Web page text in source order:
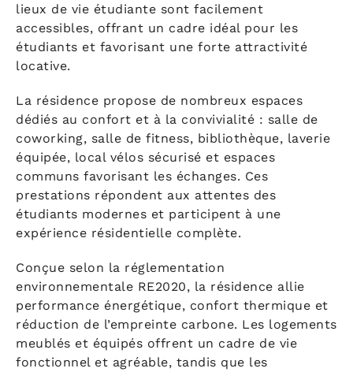
lieux de vie étudiante sont facilement
accessibles, offrant un cadre idéal pour les
étudiants et favorisant une forte attractivité
locative.
La résidence propose de nombreux espaces
dédiés au confort et à la convivialité : salle de
coworking, salle de fitness, bibliothèque, laverie
équipée, local vélos sécurisé et espaces
communs favorisant les échanges. Ces
prestations répondent aux attentes des
étudiants modernes et participent à une
expérience résidentielle complète.
Conçue selon la réglementation
environnementale RE2020, la résidence allie
performance énergétique, confort thermique et
réduction de l’empreinte carbone. Les logements
meublés et équipés offrent un cadre de vie
fonctionnel et agréable, tandis que les